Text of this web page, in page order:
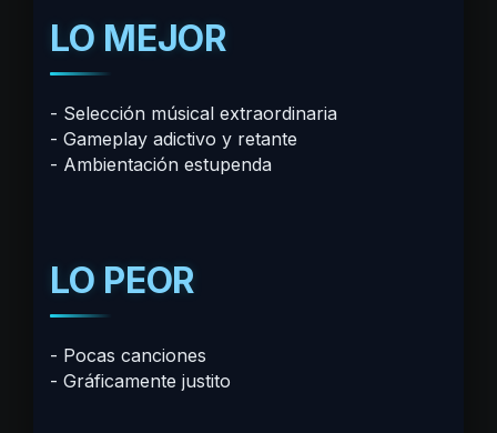
LO MEJOR
Selección músical extraordinaria
Gameplay adictivo y retante
Ambientación estupenda
LO PEOR
Pocas canciones
Gráficamente justito